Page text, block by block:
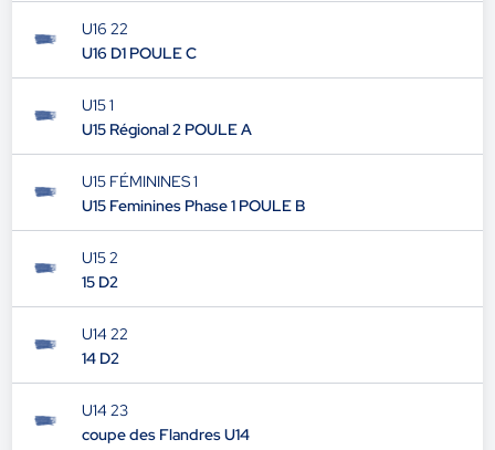
U16 22
U16 D1 POULE C
U15 1
U15 Régional 2 POULE A
U15 FÉMININES 1
U15 Feminines Phase 1 POULE B
U15 2
15 D2
U14 22
14 D2
U14 23
coupe des Flandres U14